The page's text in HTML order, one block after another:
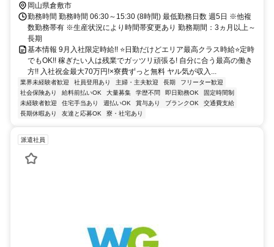
岡山県倉敷市
勤務時間 勤務時間 06:30～15:30 (8時間) 最低勤務日数 週5日 ※他複
数勤務帯有 ※生産状況により時間帯変更あり 勤務期間：3ヵ月以上～
長期
基本情報 9月入社限定時給!! ⭐日勤だけどエリア最高クラス時給⭐定時
でもOK!! 稼ぎたい人は残業でガッツリ頑張る! 自分に合う最高の働き
方!! 入社祝金最大70万円!×寮費ずっと無料 ヤル気が収入...
業界未経験者歓迎 社員登用あり 主婦・主夫歓迎 長期
フリーター歓迎
社会保険あり
給料前払いOK 大量募集 学歴不問 即日勤務OK
固定時間制
未経験者歓迎
住宅手当あり 週払いOK 賞与あり ブランクOK
交通費支給
長期休暇あり
友達と応募OK 寮・社宅あり
派遣社員